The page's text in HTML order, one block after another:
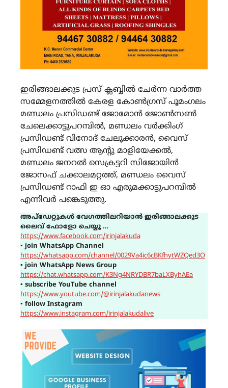
ഇരിങ്ങാലക്കുട പ്രസ് ക്ലബ്ബിൽ ചേർന്ന വാർത്ത
സമ്മേളനത്തിൽ കേരള കോൺഗ്രസ് പൂമംഗലം
മണ്ഡലം പ്രസിഡണ്ട് ജോമോൻ ജോൺസൺ
ചേലെക്കാട്ടുപറമ്പിൽ, മണ്ഡലം വർക്കിംഗ്
പ്രസിഡണ്ട് വിനോദ് ചേലൂക്കാരൻ, വൈസ്
പ്രസിഡണ്ട് വത്സ ആന്റു മാളിയേക്കൽ,
മണ്ഡലം ജനറൽ സെക്രട്ടറി സിജോയിൻ
ജോസഫ് ചക്കാലമറ്റത്ത്, മണ്ഡലം വൈസ്
പ്രസിഡണ്ട് റാഫി ഇ ഓ എരുമക്കാട്ടുപറമ്പിൽ
എന്നിവർ പങ്കെടുത്തു.
അപ്ഡേറ്റുകൾ വേഗത്തിലറിയാൻ ഇരിങ്ങാലക്കുട
ലൈവ് ഫോളോ ചെയ്യൂ …
https://www.facebook.com/irinjalakuda
▪join WhatsApp Channel
https://whatsapp.com/channel/0029Va4ic6cBKfhytWZQed3O
▪join WhatsApp News Group
https://chat.whatsapp.com/K3Ng4NRYDBR7baLXByhAEa
▪ subscribe YouTube channel
https://www.youtube.com/@irinjalakudanews
▪ follow Instagram
https://www.instagram.com/irinjalakudalive